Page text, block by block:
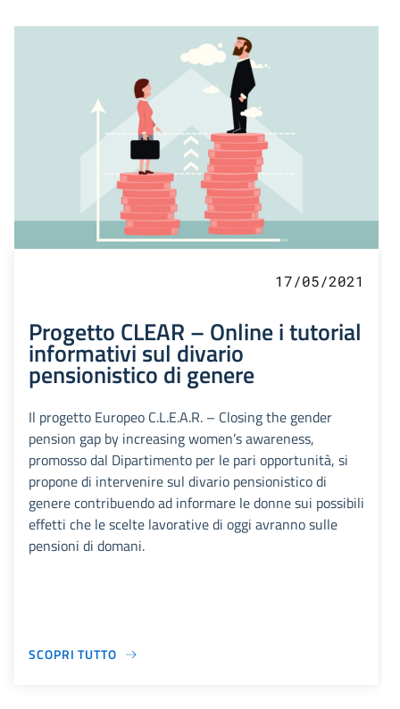
17/05/2021
Progetto CLEAR – Online i tutorial
informativi sul divario
pensionistico di genere
Il progetto Europeo C.L.E.A.R. – Closing the gender
pension gap by increasing women’s awareness,
promosso dal Dipartimento per le pari opportunità, si
propone di intervenire sul divario pensionistico di
genere contribuendo ad informare le donne sui possibili
effetti che le scelte lavorative di oggi avranno sulle
pensioni di domani.
SCOPRI TUTTO